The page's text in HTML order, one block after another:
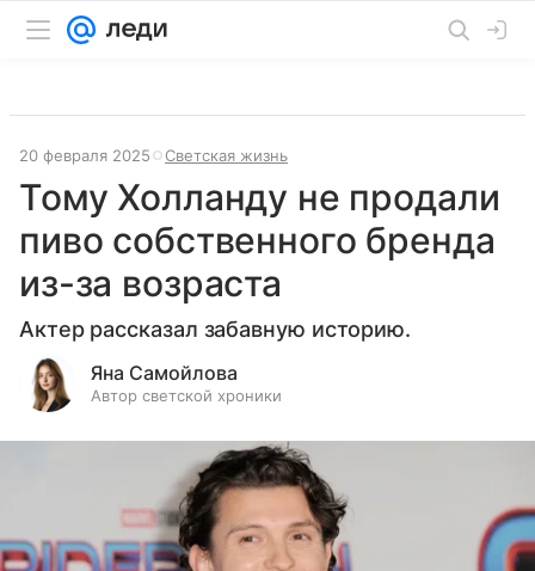
20 февраля 2025 Светская жизнь
Тому Холланду не продали
пиво собственного бренда
из-за возраста
Актер рассказал забавную историю.
Яна Самойлова
Автор светской хроники